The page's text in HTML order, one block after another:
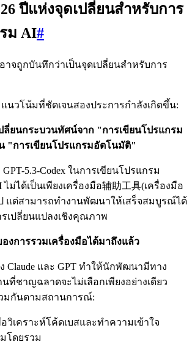
ปีแห่งจุดเปลี่ยนสำหรับการ
ม AI#
าจถูกบันทึกว่าเป็นจุดเปลี่ยนสำหรับการ
นวโน้มที่ชัดเจนสองประการกำลังเกิดขึ้น:
ลี่ยนกระบวนทัศน์จาก "การเขียนโปรแกรม
"การเขียนโปรแกรมอัตโนมัติ"
5.3-Codex ในการเขียนโปรแกรม
ม่ได้เป็นเพียงเครื่องมือ辅助工具(เครื่องมือ
แต่สามารถทำงานพัฒนาให้เสร็จสมบูรณ์ได้
เปลี่ยนแปลงเชิงคุณภาพ
งการรวมเครื่องมือได้มาถึงแล้ว
Claude และ GPT ทำให้นักพัฒนามีทาง
ที่ชาญฉลาดจะไม่เลือกเพียงอย่างเดียว
มกันตามสถานการณ์:
อวิเคราะห์โค้ดเบสและทำความเข้าใจ
โดยรวม